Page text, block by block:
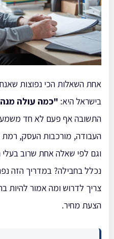
אחת השאלות הכי נפוצות
בישראל היא: "כמה עולה
התשובה אף פעם לא חד
העבודה, מורכבות העסק, רמת
וגם לפי שאלה אחת שרוב
נכלל בחבילה? במדריך הזה
צריך לדרוש ומה אמור להיות
הצעת מחיר.